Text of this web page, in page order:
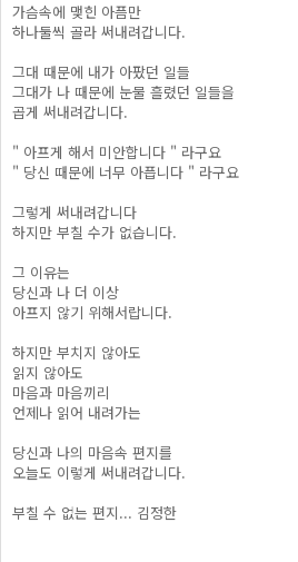
가슴속에 맺힌 아픔만
하나둘씩 골라 써내려갑니다.
그대 때문에 내가 아팠던 일들
그대가 나 때문에 눈물 흘렸던 일들을
곱게 써내려갑니다.
" 아프게 해서 미안합니다 " 라구요
" 당신 때문에 너무 아픕니다 " 라구요
그렇게 써내려갑니다
하지만 부칠 수가 없습니다.
그 이유는
당신과 나 더 이상
아프지 않기 위해서랍니다.
하지만 부치지 않아도
읽지 않아도
마음과 마음끼리
언제나 읽어 내려가는
당신과 나의 마음속 편지를
오늘도 이렇게 써내려갑니다.
부칠 수 없는 편지... 김정한